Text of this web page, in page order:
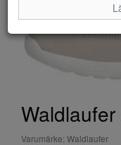
Varumärke: Waldlaufer